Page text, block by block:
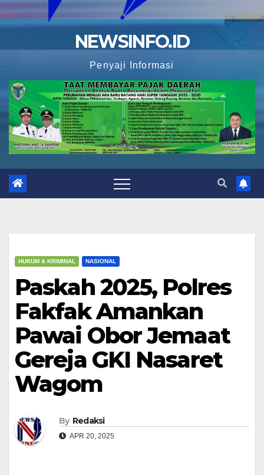
NEWSINFO.ID
Penyaji Informasi
HUKUM & KRIMINAL NASIONAL
Paskah 2025, Polres
Fakfak Amankan
Pawai Obor Jemaat
Gereja GKI Nasaret
Wagom
By Redaksi
APR 20, 2025